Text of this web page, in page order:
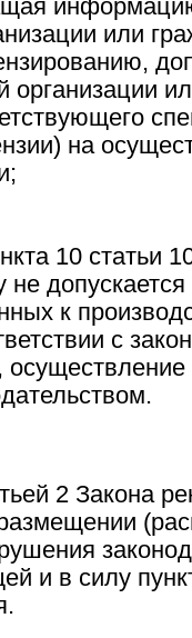
или
организации
на
10 статьи
не
к
с
осуществление
2 Закона
и в силу